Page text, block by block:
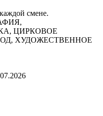
смене.
ЦИРКОВОЕ
ХУДОЖЕСТВЕННОЕ